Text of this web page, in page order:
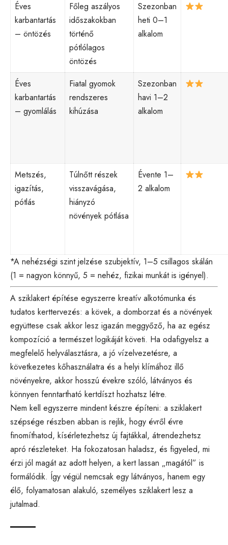
Éves
karbantartás
– öntözés
Főleg aszályos
időszakokban
történő
pótlólagos
öntözés
Szezonban
heti 0–1
alkalom
Éves
karbantartás
– gyomlálás
Fiatal gyomok
rendszeres
kihúzása
Szezonban
havi 1–2
alkalom
Metszés,
igazítás,
pótlás
Túlnőtt részek
visszavágása,
hiányzó
növények pótlása
Évente 1–
2 alkalom
*A nehézségi szint jelzése szubjektív, 1–5 csillagos skálán
(1 = nagyon könnyű, 5 = nehéz, fizikai munkát is igényel).
A sziklakert építése egyszerre kreatív alkotómunka és
tudatos kerttervezés: a kövek, a domborzat és a növények
együttese csak akkor lesz igazán meggyőző, ha az egész
kompozíció a természet logikáját követi. Ha odafigyelsz a
megfelelő helyválasztásra, a jó vízelvezetésre, a
következetes kőhasználatra és a helyi klímához illő
növényekre, akkor hosszú évekre szóló, látványos és
könnyen fenntartható kertdíszt hozhatsz létre.
Nem kell egyszerre mindent készre építeni: a sziklakert
szépsége részben abban is rejlik, hogy évről évre
finomíthatod, kísérletezhetsz új fajtákkal, átrendezhetsz
apró részleteket. Ha fokozatosan haladsz, és figyeled, mi
érzi jól magát az adott helyen, a kert lassan „magától” is
formálódik. Így végül nemcsak egy látványos, hanem egy
élő, folyamatosan alakuló, személyes sziklakert lesz a
jutalmad.